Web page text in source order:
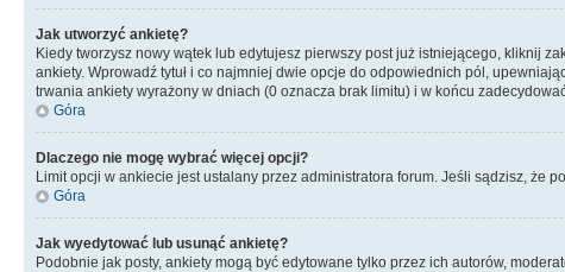
Jak utworzyć ankietę?
Kiedy tworzysz nowy wątek lub edytujesz pierwszy post już istniejącego, kliknij
ankiety. Wprowadź tytuł i co najmniej dwie opcje do odpowiednich pól,
trwania ankiety wyrażony w dniach (0 oznacza brak limitu) i w końcu
Góra
Dlaczego nie mogę wybrać więcej opcji?
Limit opcji w ankiecie jest ustalany przez administratora forum. Jeśli sądzisz, że
Góra
Jak wyedytować lub usunąć ankietę?
Podobnie jak posty, ankiety mogą być edytowane tylko przez ich autorów,